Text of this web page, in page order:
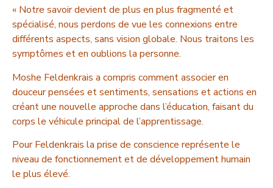
« Notre savoir devient de plus en plus fragmenté et
spécialisé, nous perdons de vue les connexions entre
différents aspects, sans vision globale. Nous traitons les
symptômes et en oublions la personne.
Moshe Feldenkrais a compris comment associer en
douceur pensées et sentiments, sensations et actions en
créant une nouvelle approche dans l’éducation, faisant du
corps le véhicule principal de l’apprentissage.
Pour Feldenkrais la prise de conscience représente le
niveau de fonctionnement et de développement humain
le plus élevé.